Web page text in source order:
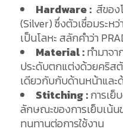
Hardware : สีของ
(Silver) ซึ่งตัวเชื่อมระห
เป็นโลหะ สลักคำว่า
Material :ทำมาจ
ประดับตกแต่งด้วยคริส
เดียวกับกับด้านหน้าและ
Stitching :การเย็
ลักษณะของการเย็บเน้น
ทนทานต่อการใช้งาน